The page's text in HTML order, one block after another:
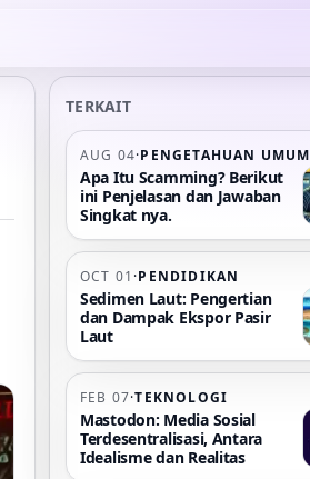
TERKAIT
AUG 04·PENGETAHUAN UMUM
Apa Itu Scamming? Berikut
ini Penjelasan dan Jawaban
Singkat nya.
OCT 01 ·PENDIDIKAN
Sedimen Laut: Pengertian
dan Dampak Ekspor Pasir
Laut
FEB 07·TEKNOLOGI
Mastodon: Media Sosial
Terdesentralisasi, Antara
Idealisme dan Realitas